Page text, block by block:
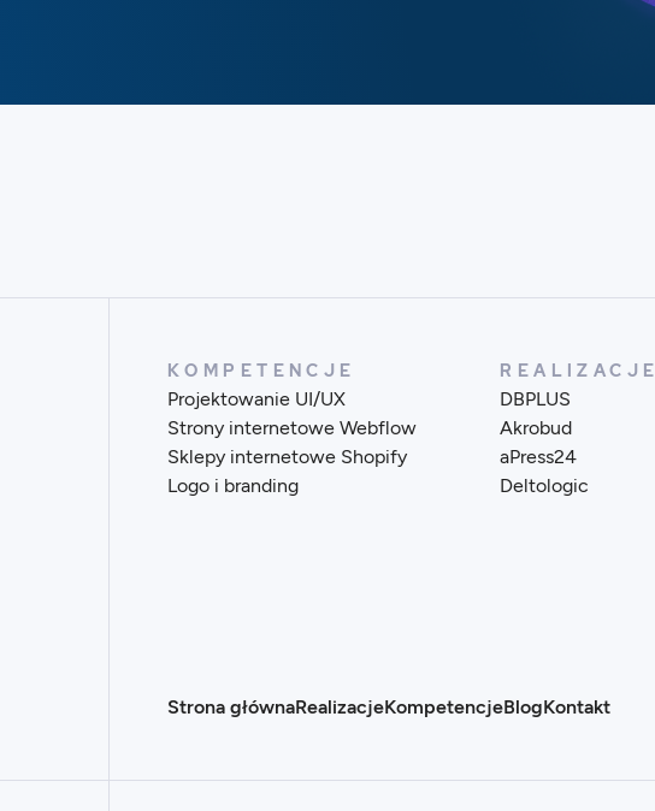
KOMPETENCJE
Projektowanie UI/UX
Strony internetowe Webflow
Sklepy internetowe Shopify
Logo i branding
REALIZACJE
DBPLUS
Akrobud
aPress24
Deltologic
Strona głównaRealizacjeKompetencjeBlogKontakt